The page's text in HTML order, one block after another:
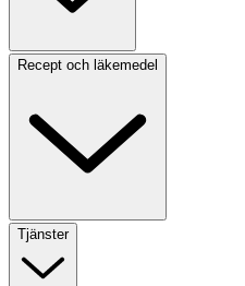
Recept och läkemedel
Tjänster